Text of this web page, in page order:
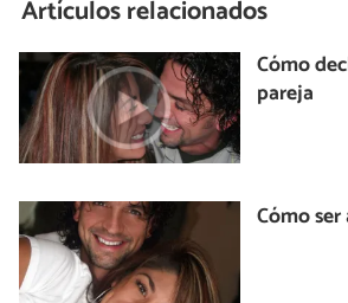
Artículos relacionados
Cómo
pareja
Cómo